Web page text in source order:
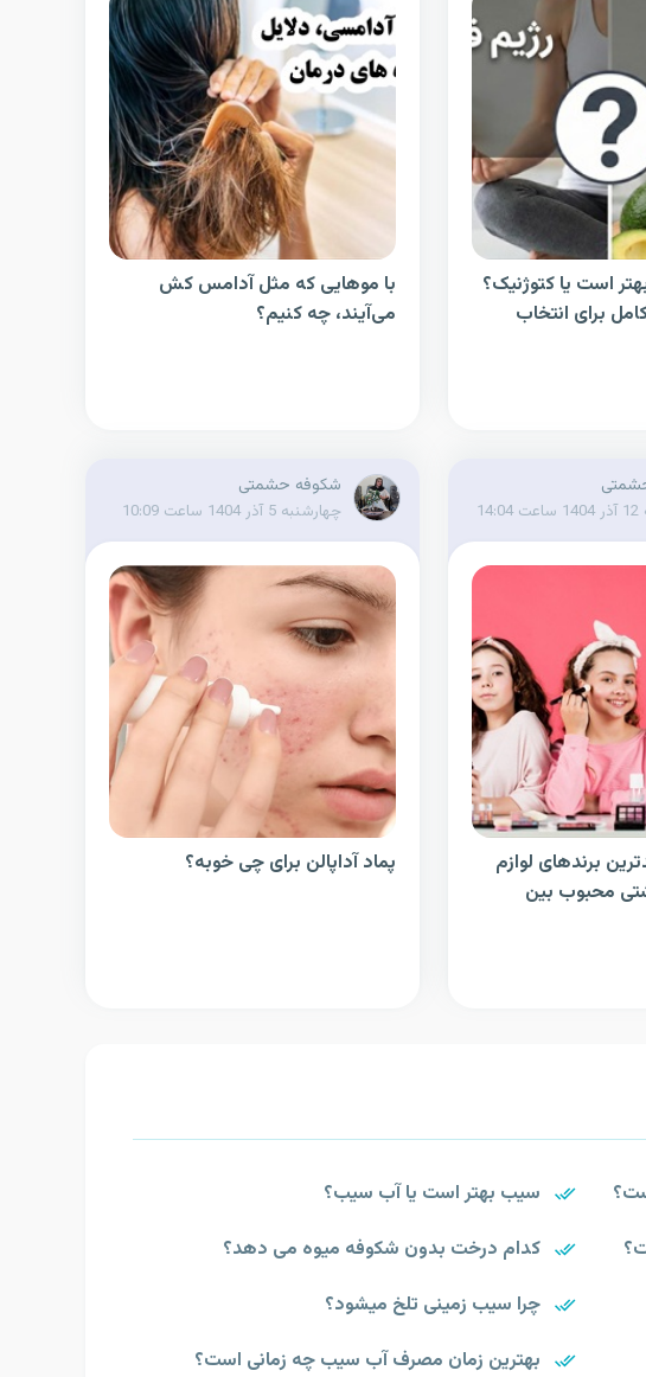
است یا کتوژنیک؟
برای انتخاب
با موهایی که مثل آدامس کش
می‌آیند، چه کنیم؟
برندهای لوازم
محبوب بین
شکوفه حشمتی
چهارشنبه 5 آذر 1404 ساعت 10:09
پماد آداپالن برای چی خوبه؟
سیب بهتر است یا آب سیب؟
کدام درخت بدون شکوفه میوه می دهد؟
چرا سیب زمینی تلخ میشود؟
بهترین زمان مصرف آب سیب چه زمانی است؟